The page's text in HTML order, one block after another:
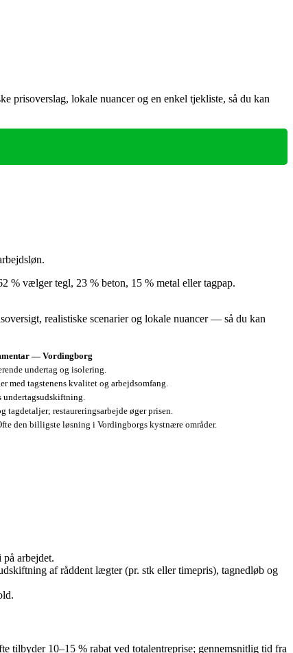
prisoverslag, lokale nuancer og en enkel tjekliste, så du kan
% vælger tegl, 23 % beton, 15 % metal eller tagpap.
realistiske scenarier og lokale nuancer — så du kan
— Vordingborg
undertag og isolering.
med tagstenens kvalitet og arbejdsomfang.
restaureringsarbejde øger prisen.
den billigste løsning i Vordingborgs kystnære områder.
arbejdet.
af råddent lægter (pr. stk eller timepris), tagnedløb og
tilbyder 10–15 % rabat ved totalentreprise; gennemsnitlig tid fra